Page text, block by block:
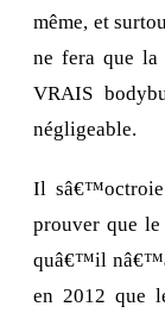
même, et
ne fera que la
VRAIS
négligeable.
Il sâ€™octroie
prouver que le
quâ€™il nâ€™a
en 2012 que